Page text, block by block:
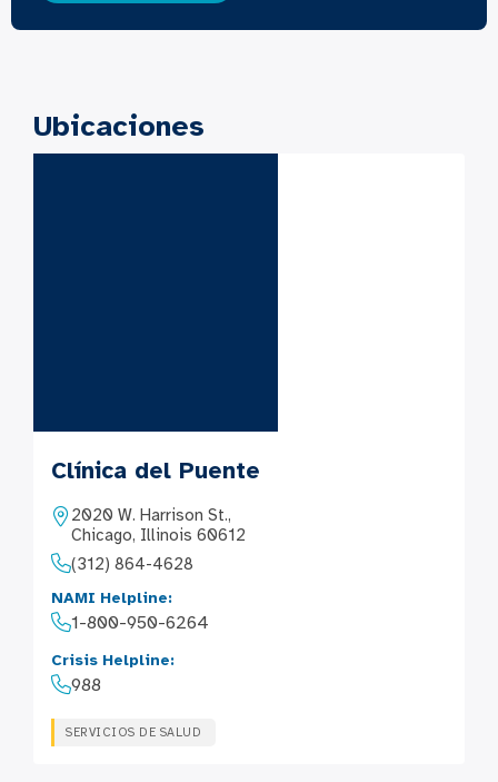
Ubicaciones
Clínica del Puente
2020 W. Harrison St.,
Chicago, Illinois 60612
(312) 864-4628
NAMI Helpline:
1-800-950-6264
Crisis Helpline:
988
SERVICIOS DE SALUD